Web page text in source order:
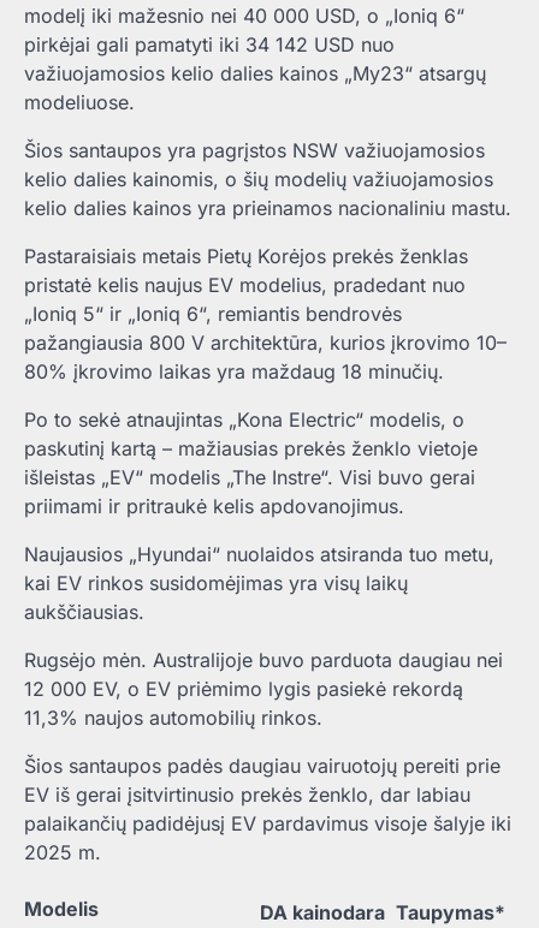
modelį iki mažesnio nei 40 000 USD, o „Ioniq 6“
pirkėjai gali pamatyti iki 34 142 USD nuo
važiuojamosios kelio dalies kainos „My23“ atsargų
modeliuose.
Šios santaupos yra pagrįstos NSW važiuojamosios
kelio dalies kainomis, o šių modelių važiuojamosios
kelio dalies kainos yra prieinamos nacionaliniu mastu.
Pastaraisiais metais Pietų Korėjos prekės ženklas
pristatė kelis naujus EV modelius, pradedant nuo
„Ioniq 5“ ir „Ioniq 6“, remiantis bendrovės
pažangiausia 800 V architektūra, kurios įkrovimo 10–
80% įkrovimo laikas yra maždaug 18 minučių.
Po to sekė atnaujintas „Kona Electric“ modelis, o
paskutinį kartą – mažiausias prekės ženklo vietoje
išleistas „EV“ modelis „The Instre“. Visi buvo gerai
priimami ir pritraukė kelis apdovanojimus.
Naujausios „Hyundai“ nuolaidos atsiranda tuo metu,
kai EV rinkos susidomėjimas yra visų laikų
aukščiausias.
Rugsėjo mėn. Australijoje buvo parduota daugiau nei
12 000 EV, o EV priėmimo lygis pasiekė rekordą
11,3% naujos automobilių rinkos.
Šios santaupos padės daugiau vairuotojų pereiti prie
EV iš gerai įsitvirtinusio prekės ženklo, dar labiau
palaikančių padidėjusį EV pardavimus visoje šalyje iki
2025 m.
Modelis DA kainodara Taupymas*